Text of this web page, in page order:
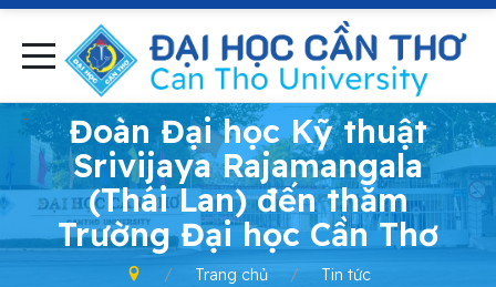
-
Đoàn Đại học Kỹ thuật
Srivijaya Rajamangala
(Thái Lan) đến thăm
Trường Đại học Cần Thơ
Trang chủ Tin tức